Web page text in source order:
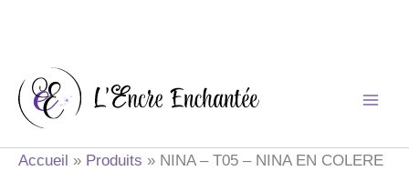
contenu
Accueil Produits NINA – T05 – NINA EN COLERE